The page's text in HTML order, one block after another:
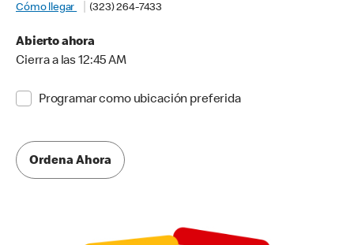
Cómo llegar
(323) 264-7433
Abierto ahora
Cierra a las 12:45 AM
Programar como ubicación preferida
Ordena Ahora